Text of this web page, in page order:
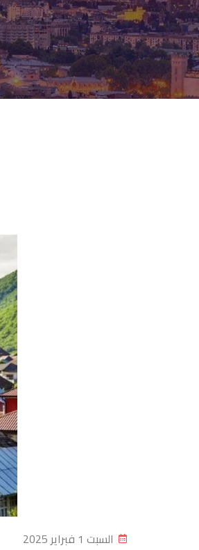
السبت 1 فبراير 2025